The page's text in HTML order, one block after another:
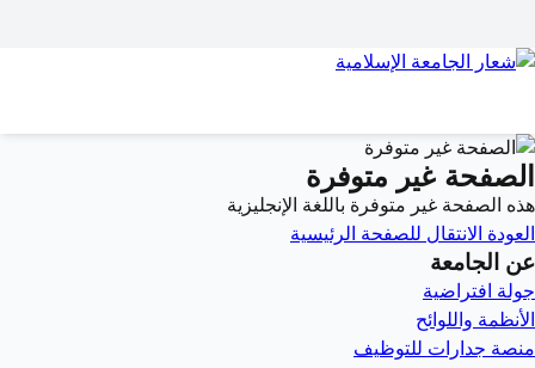
الصفحة غير متوفرة
هذه الصفحة غير متوفرة باللغة الإنجليزية
العودة الانتقال للصفحة الرئيسية
عن الجامعة
جولة افتراضية
الأنظمة واللوائح
منصة جدارات للتوظيف